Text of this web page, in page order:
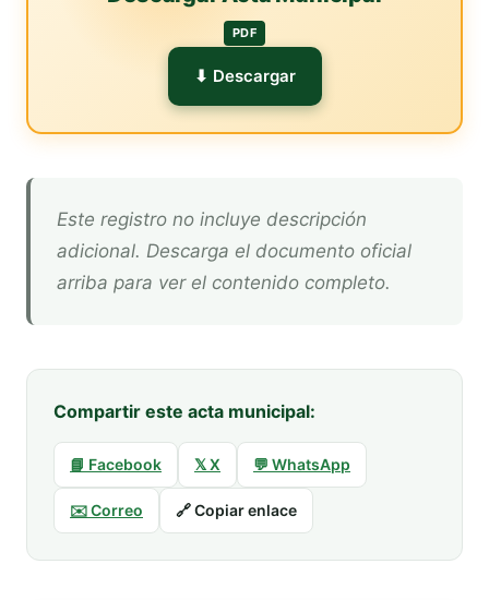
PDF
⬇ Descargar
Este registro no incluye descripción
adicional. Descarga el documento oficial
arriba para ver el contenido completo.
Compartir este acta municipal:
📘 Facebook 𝕏 X 💬 WhatsApp
✉️ Correo 🔗 Copiar enlace